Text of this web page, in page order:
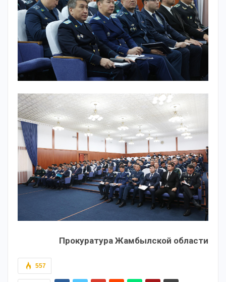
Прокуратура Жамбылской области
557